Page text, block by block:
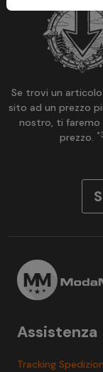
Se trovi un
sito ad un prezzo
nostro, ti faremo
prezzo.
Assistenza
Tracking